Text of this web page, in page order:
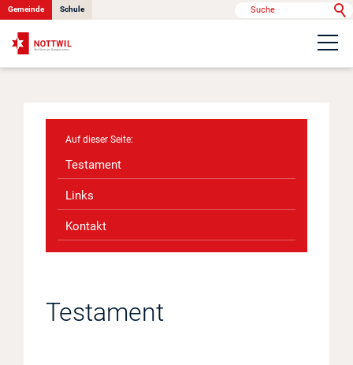
Politik & Verwaltung
Onlinedienste
Kontakt
Gemeinde Schule
News
Testament
Testament
Links
Kontakt